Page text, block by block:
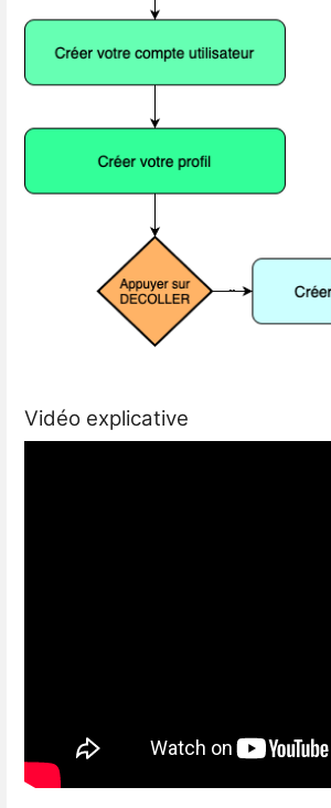
Vidéo explicative